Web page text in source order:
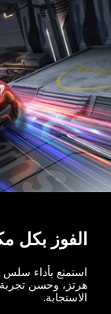
الفوز بكل
هرتز، وحسن
الاستجابة.